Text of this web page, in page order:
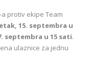
a protiv ekipe Team
15. septembra u
septembra u 15 sati.
ulaznice za jednu